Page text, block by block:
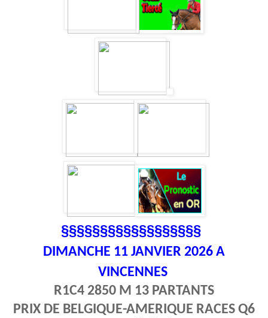
§§§§§§§§§§§§§§§§§§
DIMANCHE 11 JANVIER 2026 A
VINCENNES
R1C4 2850 M 13 PARTANTS
PRIX DE BELGIQUE-AMERIQUE RACES Q6